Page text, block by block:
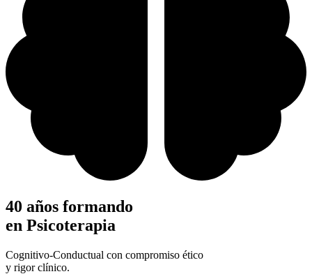
40 años formando
en Psicoterapia
Cognitivo-Conductual con compromiso ético
y rigor clínico.